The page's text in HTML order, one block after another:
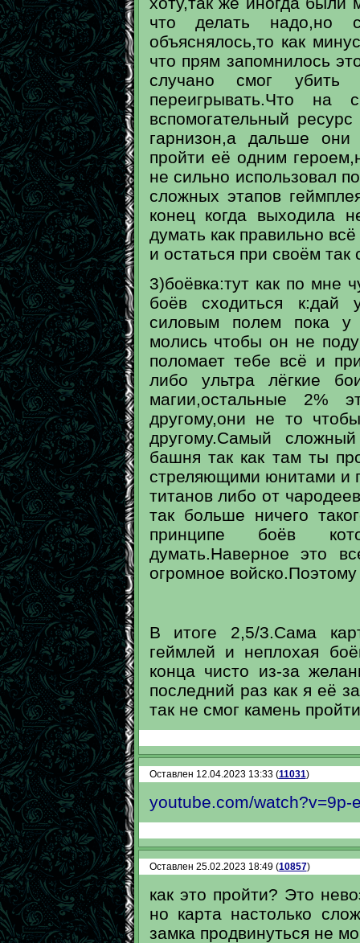
что делать надо,но
объяснялось,то как
что прям запомнилось
случано смог убить
переигрывать.Что на
вспомогательный
гарнизон,а дальше
пройти её одним
не сильно использовал
сложных этапов
конец когда выходила
думать как правильно
и остаться при своём
3)боёвка:тут как по мне
боёв сходиться
силовым полем пока у
молись чтобы он не
поломает тебе всё и
либо ультра лёгкие
магии,остальные 2%
другому,они не то
другому.Самый
башня так как там ты
стреляющими юнитами и
титанов либо от
так больше ничего
принципе боёв
думать.Наверное это
огромное
В итоге 2,5/3.Сама
геймлей и неплохая
конца чисто из-за
последний раз как я её
так не смог камень
Оставлен 12.04.2023 13:33 (11031)
youtube.com/watch?v=9p-
Оставлен 25.02.2023 18:49 (10857)
как это пройти? Это
но карта настолько
замка продвинуться не